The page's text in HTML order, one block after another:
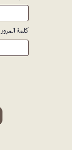
كلمة المرور